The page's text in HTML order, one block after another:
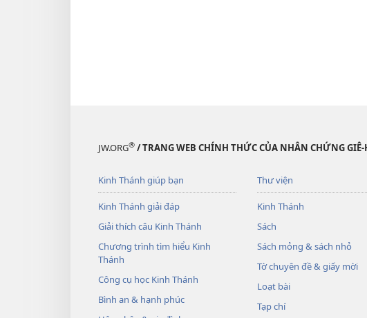
JW.ORG® / TRANG WEB CHÍNH THỨC CỦA NHÂN CHỨNG GIÊ-
Kinh Thánh giúp bạn
Kinh Thánh giải đáp
Giải thích câu Kinh Thánh
Chương trình tìm hiểu Kinh
Thánh
Công cụ học Kinh Thánh
Bình an & hạnh phúc
Thư viện
Kinh Thánh
Sách
Sách mỏng & sách nhỏ
Tờ chuyên đề & giấy mời
Loạt bài
Tạp chí